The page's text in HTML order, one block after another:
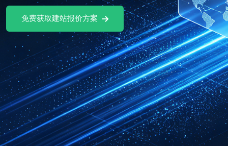
免费获取建站报价方案